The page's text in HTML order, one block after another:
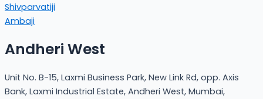
Shivparvatiji
Ambaji
Andheri West
Unit No. B-15, Laxmi Business Park, New Link Rd, opp. Axis
Bank, Laxmi Industrial Estate, Andheri West, Mumbai,